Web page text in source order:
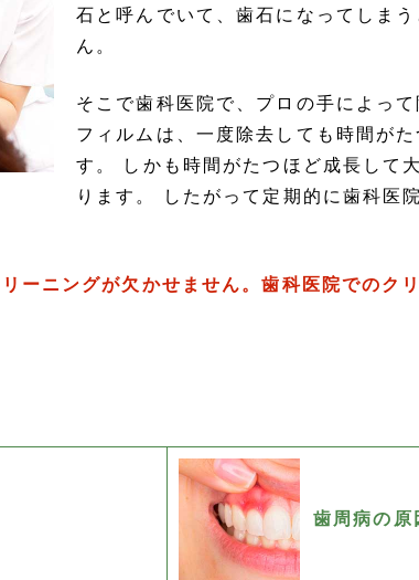
石と呼んでいて、歯石になってしま
ん。
そこで歯科医院で、プロの手によっ
フィルムは、一度除去しても時間が
す。 しかも時間がたつほど成長して
ります。 したがって定期的に歯科医
ーニングが欠かせません。歯科医院でのク
歯周病の原